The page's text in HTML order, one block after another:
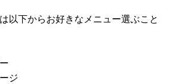
以下からお好きなメニュー選ぶこと
ジ